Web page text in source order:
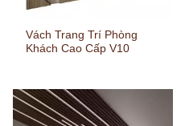
Vách Trang Trí Phòng
Khách Cao Cấp V10